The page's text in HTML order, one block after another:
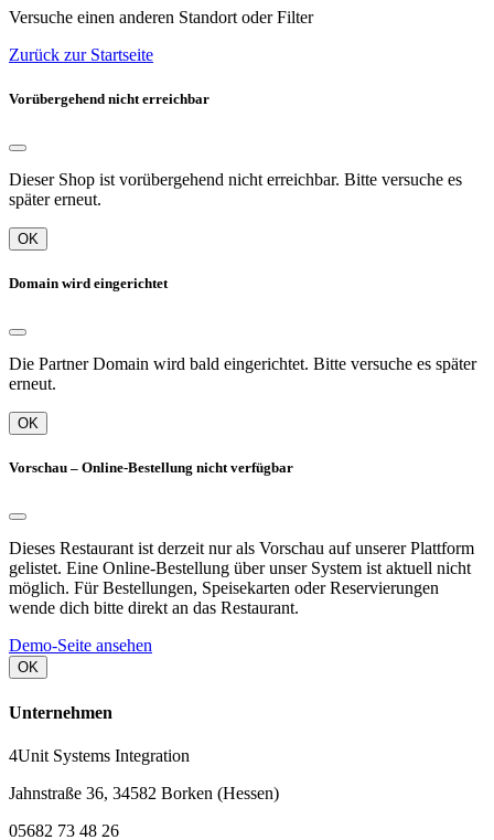
Versuche einen anderen Standort oder Filter
Zurück zur Startseite
Vorübergehend nicht erreichbar
Dieser Shop ist vorübergehend nicht erreichbar. Bitte versuche es
später erneut.
OK
Domain wird eingerichtet
Die Partner Domain wird bald eingerichtet. Bitte versuche es später
erneut.
OK
Vorschau – Online-Bestellung nicht verfügbar
Dieses Restaurant ist derzeit nur als Vorschau auf unserer Plattform
gelistet. Eine Online-Bestellung über unser System ist aktuell nicht
möglich. Für Bestellungen, Speisekarten oder Reservierungen
wende dich bitte direkt an das Restaurant.
Demo-Seite ansehen
OK
Unternehmen
4Unit Systems Integration
Jahnstraße 36, 34582 Borken (Hessen)
05682 73 48 26